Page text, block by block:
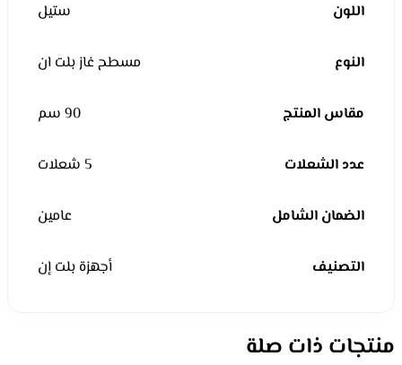
اللون ستيل
النوع مسطح غاز بلت ان
مقاس المنتج 90 سم
عدد الشعلات 5 شعلات
الضمان الشامل عامين
التصنيف أجهزة بلت إن
منتجات ذات صلة